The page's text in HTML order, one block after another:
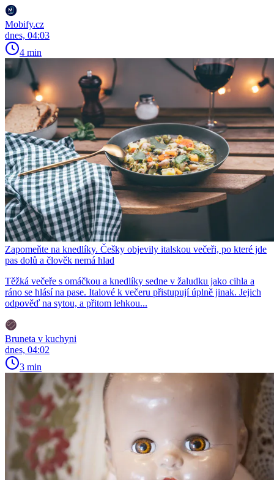
Mobify.cz
dnes, 04:03
4 min
Zapomeňte na knedlíky. Češky objevily italskou večeři, po které jde
pas dolů a člověk nemá hlad
Těžká večeře s omáčkou a knedlíky sedne v žaludku jako cihla a
ráno se hlásí na pase. Italové k večeru přistupují úplně jinak. Jejich
odpověď na sytou, a přitom lehkou...
Bruneta v kuchyni
dnes, 04:02
3 min